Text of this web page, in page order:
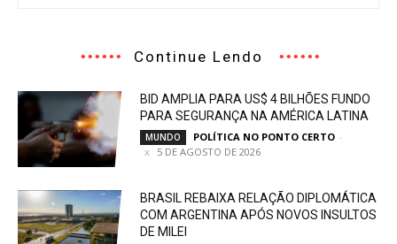
Continue Lendo
BID AMPLIA PARA US$ 4 BILHÕES FUNDO
PARA SEGURANÇA NA AMÉRICA LATINA
MUNDO POLÍTICA NO PONTO CERTO -
5 DE AGOSTO DE 2026
BRASIL REBAIXA RELAÇÃO DIPLOMÁTICA
COM ARGENTINA APÓS NOVOS INSULTOS
DE MILEI